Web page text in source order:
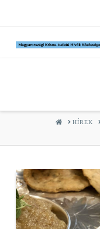
HOMEHÍREK